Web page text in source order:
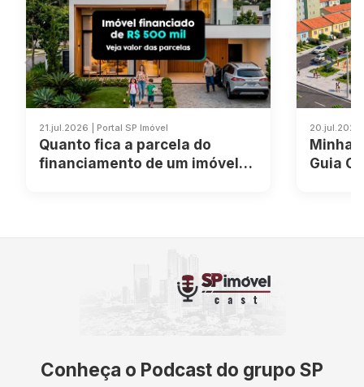
21.jul.2026 | Portal SP Imóvel
Quanto fica a parcela do
financiamento de um imóvel
20.jul.2026
Minha
Guia
Conheça o Podcast do grupo SP